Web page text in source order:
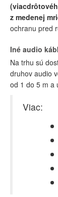
z medenej
ochranu pred
Iné audio
Na trhu sú
druhov audio
od 1 do 5 m a
Viac: